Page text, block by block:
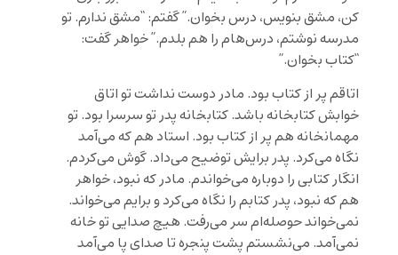
کن، مشق بنویس، درس بخوان.” ‌گفتم: “مشق ندارم. تو
مدرسه نوشتم، درس‌هام را هم بلدم.” خواهر گفت:
“کتاب بخوان.”
اتاقم پر از کتاب بود. مادر دوست نداشت تو اتاق
خوابش کتابخانه باشد. کتابخانه پدر تو سرسرا بود. تو
مهمانخانه هم پر از کتاب بود. استاد هم که می‌آمد
نگاه می‌کرد. پدر برایش توضیح می‌داد. گوش می‌کردم.
انگار کتابی را دوباره می‌خواندم. مادر که نبود، خواهر
هم که نبود، پدر کتابم را نگاه می‌کرد و برایم می‌خواند.
نمی‌خواند حوصله‌ام سر می‌رفت. هیچ صدایی تو خانه
نمی‌آمد. می‌نشستم پشت پنجره تا صدای پا می‌آمد